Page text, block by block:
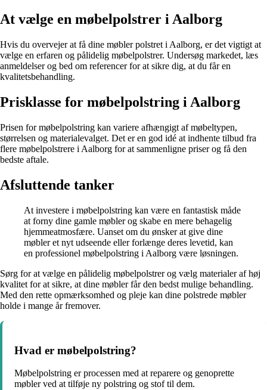
At vælge en møbelpolstrer i Aalborg
Hvis du overvejer at få dine møbler polstret i Aalborg, er det vigtigt at
vælge en erfaren og pålidelig møbelpolstrer. Undersøg markedet, læs
anmeldelser og bed om referencer for at sikre dig, at du får en
kvalitetsbehandling.
Prisklasse for møbelpolstring i Aalborg
Prisen for møbelpolstring kan variere afhængigt af møbeltypen,
størrelsen og materialevalget. Det er en god idé at indhente tilbud fra
flere møbelpolstrere i Aalborg for at sammenligne priser og få den
bedste aftale.
Afsluttende tanker
At investere i møbelpolstring kan være en fantastisk måde
at forny dine gamle møbler og skabe en mere behagelig
hjemmeatmosfære. Uanset om du ønsker at give dine
møbler et nyt udseende eller forlænge deres levetid, kan
en professionel møbelpolstring i Aalborg være løsningen.
Sørg for at vælge en pålidelig møbelpolstrer og vælg materialer af høj
kvalitet for at sikre, at dine møbler får den bedst mulige behandling.
Med den rette opmærksomhed og pleje kan dine polstrede møbler
holde i mange år fremover.
Hvad er møbelpolstring?
Møbelpolstring er processen med at reparere og genoprette
møbler ved at tilføje ny polstring og stof til dem.